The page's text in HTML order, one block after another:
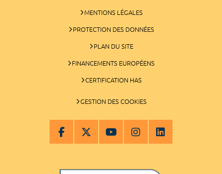
MENTIONS LÉGALES
PROTECTION DES DONNÉES
PLAN DU SITE
FINANCEMENTS EUROPÉENS
CERTIFICATION HAS
GESTION DES COOKIES